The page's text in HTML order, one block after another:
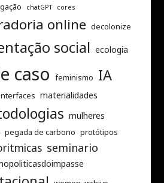
chatGPT cores
online decolonize
social ecologia
caso feminismo IA
materialidades
mulheres
pegada de carbono protótipos
seminario